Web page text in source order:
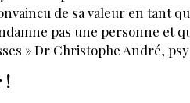
de sa valeur en tant
pas une personne et
» Dr Christophe André,
!